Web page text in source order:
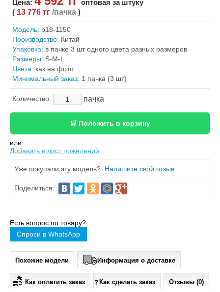
Цена:
оптовая за штуку
( 13 776 тг /пачка )
Модель: b18-1150
Производство: Китай
Упаковка: в пачке 3 шт одного цвета разных размеров
Размеры: S-M-L
Цвета: как на фото
Минимальный заказ: 1 пачка (3 шт)
Количество: пачка
или
Добавить в лист пожеланий
Уже покупали эту модель? Напишите свой отзыв
Поделиться:
Есть вопрос по товару?
Спроси в WhatsApp
Похожие модели Информация о доставке
Как оплатить заказ Как сделать заказ Отзывы (0)